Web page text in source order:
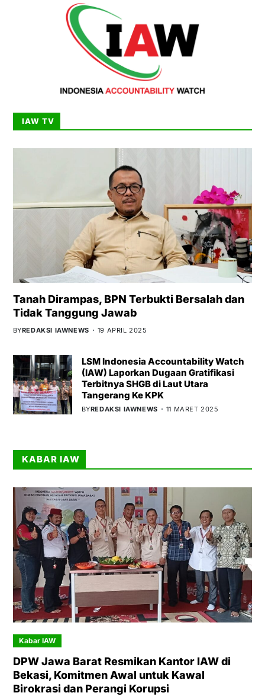
IAW TV
Tanah Dirampas, BPN Terbukti Bersalah dan
Tidak Tanggung Jawab
BYREDAKSI IAWNEWS 19 APRIL 2025
LSM Indonesia Accountability Watch
(IAW) Laporkan Dugaan Gratifikasi
Terbitnya SHGB di Laut Utara
Tangerang Ke KPK
BYREDAKSI IAWNEWS 11 MARET 2025
KABAR IAW
Kabar IAW
DPW Jawa Barat Resmikan Kantor IAW di
Bekasi, Komitmen Awal untuk Kawal
Birokrasi dan Perangi Korupsi